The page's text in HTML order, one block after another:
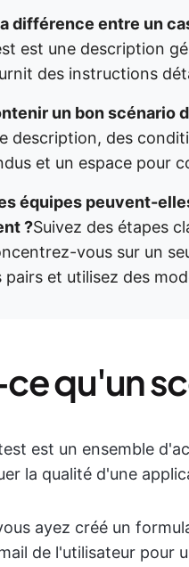
différence entre un
est une description
des instructions
un bon scénario
description, des
et un espace pour
équipes peuvent-
?Suivez des étapes
vous sur un
et utilisez des
qu'un
est un ensemble
la qualité d'une
ayez créé un
de l'utilisateur pour